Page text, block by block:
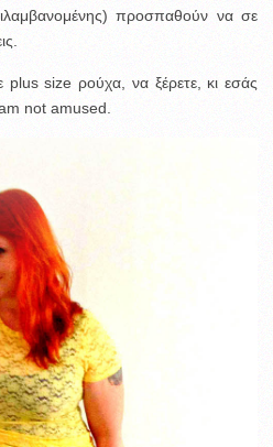
προσπαθούν να σε
size ρούχα, να ξέρετε, κι εσάς
not amused.